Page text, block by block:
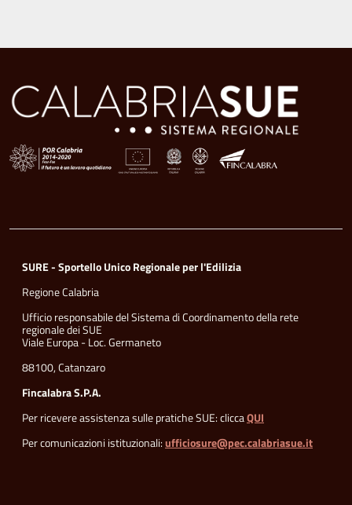
SURE - Sportello Unico Regionale per l'Edilizia
Regione Calabria
Ufficio responsabile del Sistema di Coordinamento della rete
regionale dei SUE
Viale Europa - Loc. Germaneto
88100, Catanzaro
Fincalabra S.P.A.
Per ricevere assistenza sulle pratiche SUE: cliccaQUI
Per comunicazioni istituzionali:ufficiosure@pec.calabriasue.it